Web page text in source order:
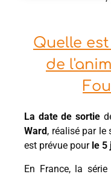
Quelle
de
La date de sortie
Ward , réalisé par le
est prévue pour le
En France, la